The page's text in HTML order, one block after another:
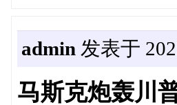
admin 发表于
马斯克炮轰川